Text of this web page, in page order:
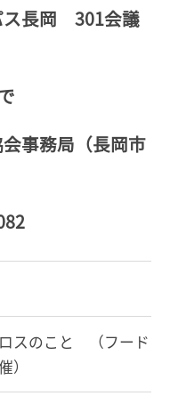
ス長岡 301会議
事務局（長岡市
スのこと （フード
）